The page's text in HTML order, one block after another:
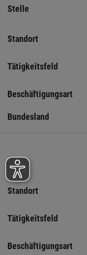
Stelle
Standort
Tätigkeitsfeld
Beschäftigungsart
Bundesland
Stelle
Standort
Tätigkeitsfeld
Beschäftigungsart